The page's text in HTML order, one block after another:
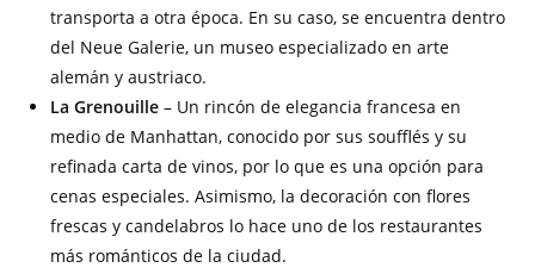
transporta a otra época. En su caso, se encuentra dentro
del Neue Galerie, un museo especializado en arte
alemán y austriaco.
La Grenouille – Un rincón de elegancia francesa en
medio de Manhattan, conocido por sus soufflés y su
refinada carta de vinos, por lo que es una opción para
cenas especiales. Asimismo, la decoración con flores
frescas y candelabros lo hace uno de los restaurantes
más románticos de la ciudad.